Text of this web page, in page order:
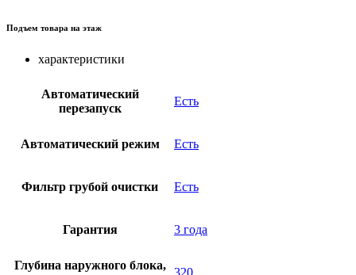
Подъем товара на этаж
характеристики
Автоматический
перезапуск
Есть
Автоматический режим Есть
Фильтр грубой очистки Есть
Гарантия 3 года
Глубина наружного блока,